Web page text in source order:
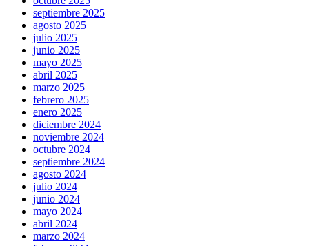
septiembre 2025
agosto 2025
julio 2025
junio 2025
mayo 2025
abril 2025
marzo 2025
febrero 2025
enero 2025
diciembre 2024
noviembre 2024
octubre 2024
septiembre 2024
agosto 2024
julio 2024
junio 2024
mayo 2024
abril 2024
marzo 2024